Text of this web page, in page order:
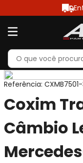
Referência:
Coxim
Câmbio